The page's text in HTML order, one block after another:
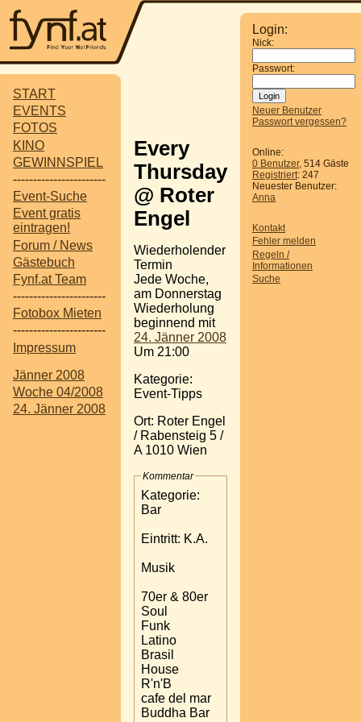
START
EVENTS
FOTOS
KINO
GEWINNSPIEL
-----------------------
Event-Suche
Event gratis
eintragen!
Forum / News
Gästebuch
Fynf.at Team
-----------------------
Fotobox Mieten
-----------------------
Impressum
Jänner 2008
Woche 04/2008
24. Jänner 2008
Login:
Nick:
Passwort:
Neuer Benutzer
Passwort vergessen?
Online:
0 Benutzer, 514 Gäste
Registriert: 247
Neuester Benutzer:
Anna
Kontakt
Fehler melden
Regeln /
Informationen
Suche
Every
Thursday
@ Roter
Engel
Wiederholender
Termin
Jede Woche,
am Donnerstag
Wiederholung
beginnend mit
24. Jänner 2008
Um 21:00
Kategorie:
Event-Tipps
Ort: Roter Engel
/ Rabensteig 5 /
A 1010 Wien
Kommentar
Kategorie:
Bar
Eintritt: K.A.
Musik
70er & 80er
Soul
Funk
Latino
Brasil
House
R'n'B
cafe del mar
Buddha Bar